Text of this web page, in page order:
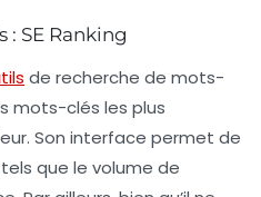
: SE Ranking
de recherche de mots-
mots-clés les plus
Son interface permet de
que le volume de